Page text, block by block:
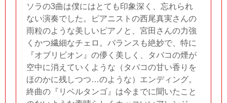
ソラの3曲は僕にはとても印象深く、忘れられ
ない演奏でした。ピアニストの西尾真実さんの
雨粒のような美しいピアノと、宮田さんの力強
くかつ繊細なチェロ。バランスも絶妙で、特に
『オブリビオン』の儚く美しく、タバコの煙が
空中に消えていくような（タバコの甘い香りを
ほのかに残しつつ…のような）エンディング。
終曲の『リベルタンゴ』は今までに聞いたこと